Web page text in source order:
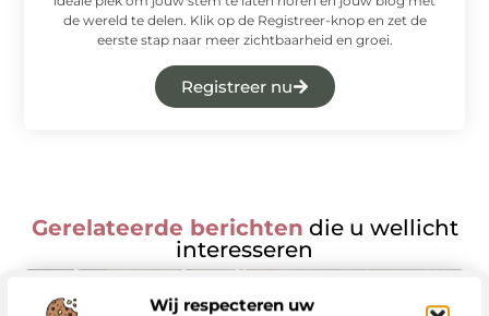
Wij respecteren uw
de wereld te delen. Klik op de Registreer-knop en zet de
eerste stap naar meer zichtbaarheid en groei.
Registreer nu
Gerelateerde berichten die u wellicht
interesseren